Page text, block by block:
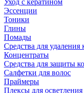
Уход с кератином
Эссенции
Тоники
Глины
Помады
Средства для удаления
Концентраты
Средства для защиты
Салфетки для волос
Праймеры
Плексы для осветления